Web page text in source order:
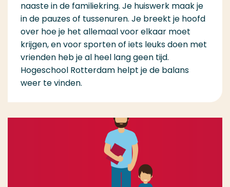
naaste in de familiekring. Je huiswerk maak je
in de pauzes of tussenuren. Je breekt je hoofd
over hoe je het allemaal voor elkaar moet
krijgen, en voor sporten of iets leuks doen met
vrienden heb je al heel lang geen tijd.
Hogeschool Rotterdam helpt je de balans
weer te vinden.